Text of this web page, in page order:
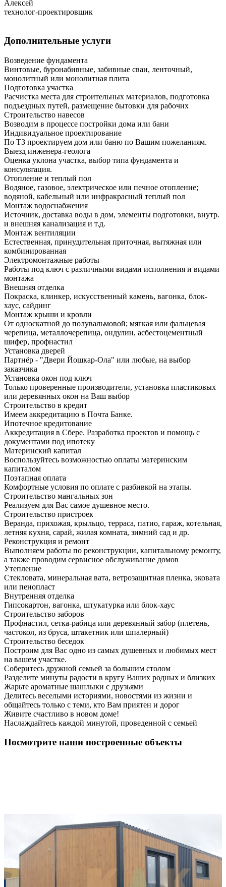
Алексей
технолог-проектировщик
Дополнительные услуги
Возведение фундамента
Винтовые, буронабивные, забивные сваи, ленточный,
монолитный или монолитная плита
Подготовка участка
Расчистка места для строительных материалов, подготовка
подъездных путей, размещение бытовки для рабочих
Строительство навесов
Возводим в процессе постройки дома или бани
Индивидуальное проектирование
По ТЗ проектируем дом или баню по Вашим пожеланиям.
Выезд инженера-геолога
Оценка уклона участка, выбор типа фундамента и
консультация.
Отопление и теплый пол
Водяное, газовое, электрическое или печное отопление;
водяной, кабельный или инфракрасный теплый пол
Монтаж водоснабжения
Источник, доставка воды в дом, элементы подготовки, внутр.
и внешняя канализация и т.д.
Монтаж вентиляции
Естественная, принудительная приточная, вытяжная или
комбинированная
Электромонтажные работы
Работы под ключ с различными видами исполнения и видами
монтажа
Внешняя отделка
Покраска, клинкер, искусственный камень, вагонка, блок-
хаус, сайдинг
Монтаж крыши и кровли
От односкатной до полувальмовой; мягкая или фальцевая
черепица, металлочерепица, ондулин, асбестоцементный
шифер, профнастил
Установка дверей
Партнёр - "Двери Йошкар-Ола" или любые, на выбор
заказчика
Установка окон под ключ
Только проверенные производители, установка пластиковых
или деревянных окон на Ваш выбор
Строительство в кредит
Имеем аккредитацию в Почта Банке.
Ипотечное кредитование
Аккредитация в Сбере. Разработка проектов и помощь с
документами под ипотеку
Материнский капитал
Воспользуйтесь возможностью оплаты материнским
капиталом
Поэтапная оплата
Комфортные условия по оплате с разбивкой на этапы.
Строительство мангальных зон
Реализуем для Вас самое душевное место.
Строительство пристроек
Веранда, прихожая, крыльцо, терраса, патио, гараж, котельная,
летняя кухня, сарай, жилая комната, зимний сад и др.
Реконструкция и ремонт
Выполняем работы по реконструкции, капитальному ремонту,
а также проводим сервисное обслуживание домов
Утепление
Стекловата, минеральная вата, ветрозащитная пленка, эковата
или пенопласт
Внутренняя отделка
Гипсокартон, вагонка, штукатурка или блок-хаус
Строительство заборов
Профнастил, сетка-рабица или деревянный забор (плетень,
частокол, из бруса, штакетник или шпалерный)
Строительство беседок
Построим для Вас одно из самых душевных и любимых мест
на вашем участке.
Соберитесь дружной семьей за большим столом
Разделите минуты радости в кругу Ваших родных и близких
Жарьте ароматные шашлыки с друзьями
Делитесь веселыми историями, новостями из жизни и
общайтесь только с теми, кто Вам приятен и дорог
Живите счастливо в новом доме!
Наслаждайтесь каждой минутой, проведенной с семьей
Посмотрите наши построенные объекты